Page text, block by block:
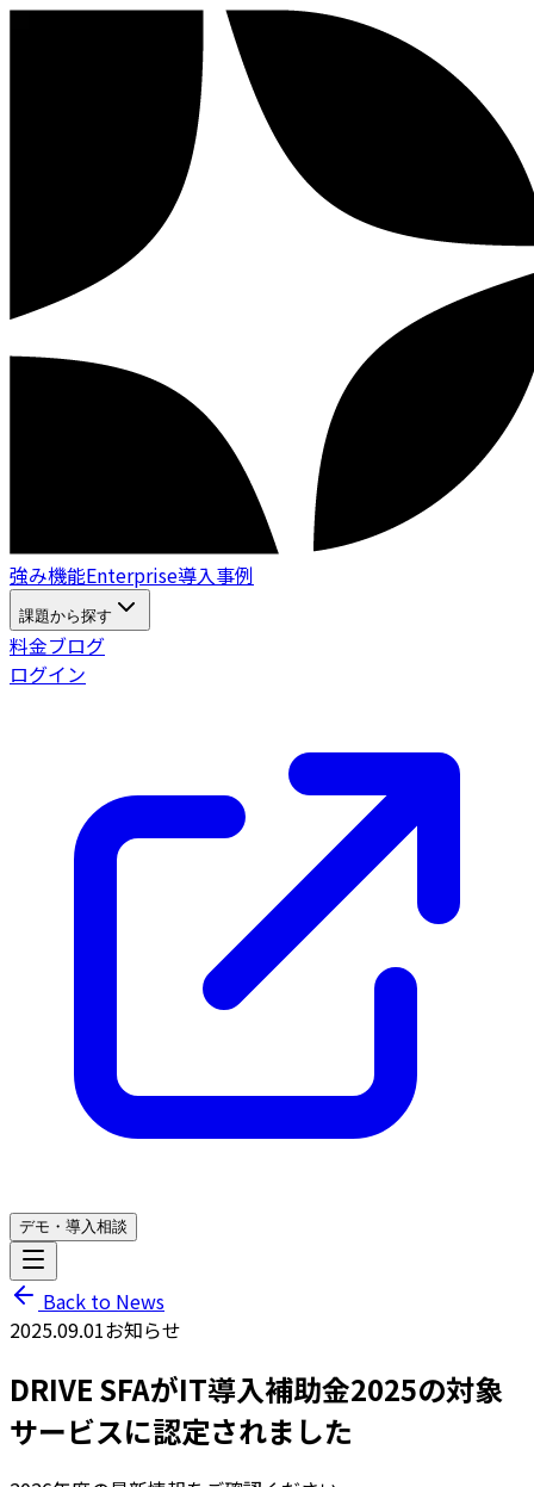
強み機能Enterprise導入事例
課題から探す
料金ブログ
ログイン
デモ・導入相談
Back to News
2025.09.01お知らせ
DRIVE SFAがIT導入補助金2025の対象
サービスに認定されました